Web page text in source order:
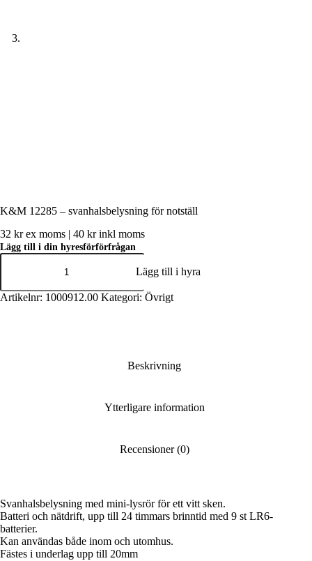
K&M 12285 – svanhalsbelysning för notställ
32 krex moms | 40 krinkl moms
Lägg till i din hyresförförfrågan
K&M
svanhalsbelysning
för
Lägg till i hyra
Artikelnr: 1000912.00 Kategori: Övrigt
Beskrivning
Ytterligare information
Recensioner (0)
Svanhalsbelysning med mini-lysrör för ett vitt sken.
Batteri och nätdrift, upp till 24 timmars brinntid med 9 st LR6-
batterier.
Kan användas både inom och utomhus.
Fästes i underlag upp till 20mm